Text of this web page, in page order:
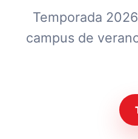
Temporada
campus de